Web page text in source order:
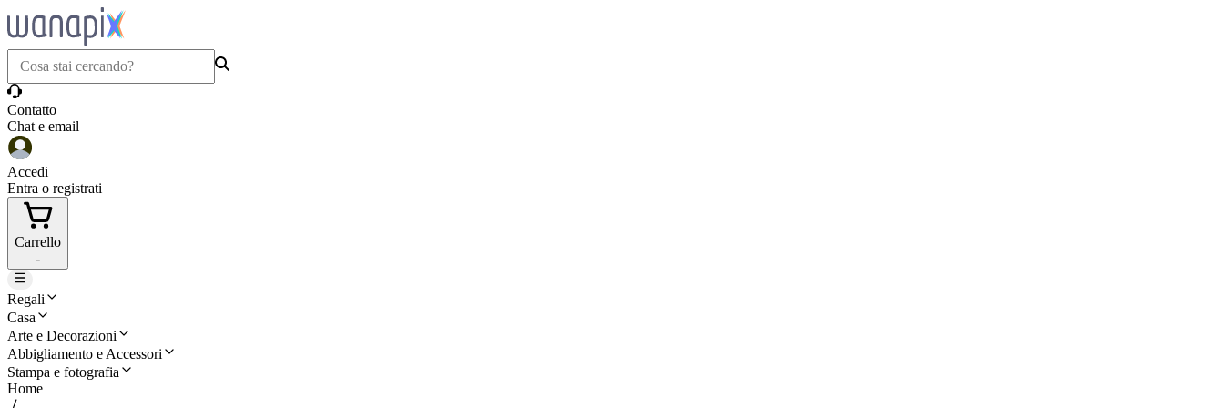
Contatto
Chat e email
Accedi
Entra o registrati
Carrello
-
Regali
Casa
Arte e Decorazioni
Abbigliamento e Accessori
Stampa e fotografia
Home